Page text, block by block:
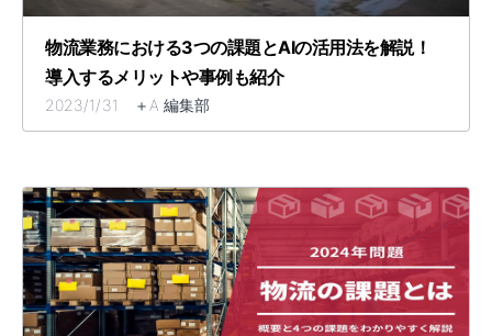
物流業務における3つの課題とAIの活用法を解説！
導入するメリットや事例も紹介
2023/1/31 ＋A 編集部